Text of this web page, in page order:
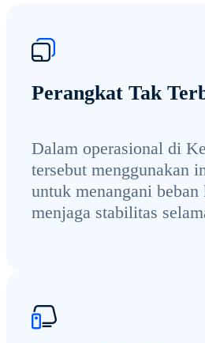
Perangkat Tak
Dalam operasional di
tersebut menggunakan
untuk menangani
menjaga stabilitas